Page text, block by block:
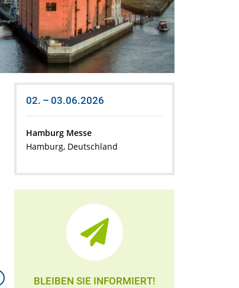
02. – 03.06.2026
Hamburg Messe
Hamburg, Deutschland
BLEIBEN SIE INFORMIERT!